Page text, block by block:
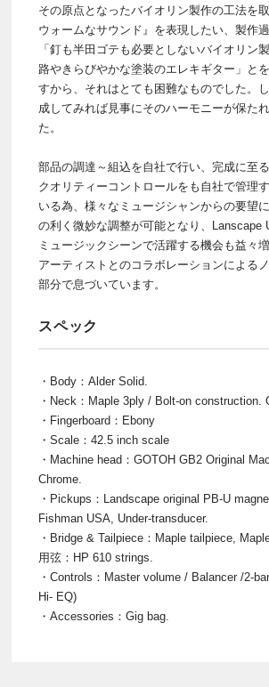
その原点となったバイオリン製作の工法を
ウォームなサウンド』を表現したい、製作
「釘も半田ゴテも必要としないバイオリン
路やきらびやかな塗装のエレキギター」と
すから、それはとても困難なものでした。
成してみれば見事にそのハーモニーが保た
た。
部品の調達～組込を自社で行い、完成に至
クオリティーコントロールをも自社で管理
いる為、様々なミュージシャンからの要望
の利く微妙な調整が可能となり、Lanscape
ミュージックシーンで活躍する機会も益々増
アーティストとのコラボレーションによる
部分で息づいています。
スペック
・Body：Alder Solid.
・Neck：Maple 3ply / Bolt-on construction.
・Fingerboard：Ebony
・Scale：42.5 inch scale
・Machine head：GOTOH GB2 Original
Chrome.
・Pickups：Landscape original PB-U
Fishman USA, Under-transducer.
・Bridge & Tailpiece：Maple tailpiece,
用弦：HP 610 strings.
・Controls：Master volume / Balancer /2-
Hi- EQ)
・Accessories：Gig bag.